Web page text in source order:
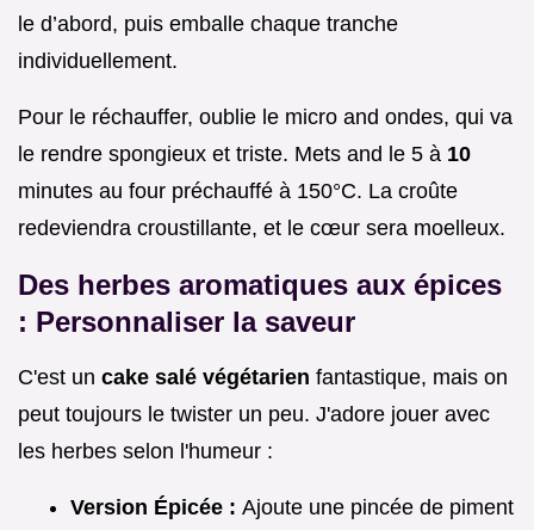
le d’abord, puis emballe chaque tranche
individuellement.
Pour le réchauffer, oublie le micro and ondes, qui va
le rendre spongieux et triste. Mets and le 5 à 10
minutes au four préchauffé à 150°C. La croûte
redeviendra croustillante, et le cœur sera moelleux.
Des herbes aromatiques aux épices
: Personnaliser la saveur
C'est un cake salé végétarien fantastique, mais on
peut toujours le twister un peu. J'adore jouer avec
les herbes selon l'humeur :
Version Épicée : Ajoute une pincée de piment